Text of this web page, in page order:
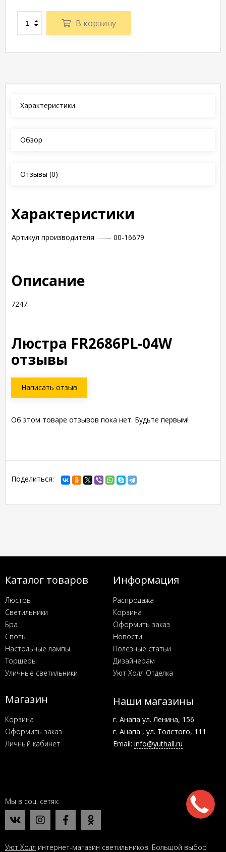
В корзину
Характеристики
Обзор
Отзывы (0)
Характеристики
Артикул производителя 00-16679
Описание
7247
Люстра FR2686PL-04W
отзывы
Написать отзыв
Об этом товаре отзывов пока нет. Будьте первым!
Поделиться:
Каталог товаров
Люстры
Светильники
Бра
Споты
Настольные лампы
Торшеры
Уличные светильники
Информация
Распродажа
Корзина
Оформить заказ
Новости
Полезные статьи
Дизайнерам
Уют Холл Отделка
Магазин
Корзина
Оформить заказ
Личный кабинет
Наши магазины
г. Анапа ул. Ленина, 156
г. Анапа , ул. Толстого, 111
Email: info@yuthall.ru
Мы в соц. сетях
Уют Холл интернет-магазин светильников. Большой выбор